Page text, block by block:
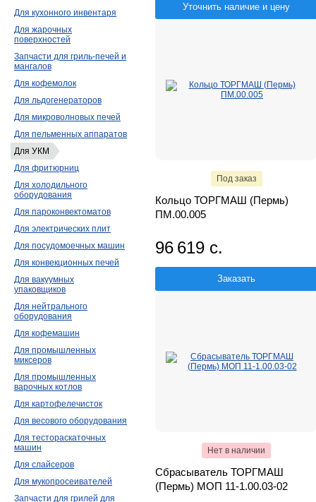
Уточнить наличие и цену
Под заказ
Кольцо ТОРГМАШ (Пермь)
ПМ.00.005
96 619 с.
Заказать
Нет в наличии
Сбрасыватель ТОРГМАШ
(Пермь) МОП 11-1.00.03-02
Для кухонного инвентаря
Для жарочных
поверхностей
Запчасти для гриль-печей и
мангалов
Для кофемолок
Для льдогенераторов
Для микроволновых печей
Для пельменных аппаратов
Для УКМ
Для фритюрниц
Для холодильного
оборудования
Для пароконвектоматов
Для электрических плит
Для посудомоечных машин
Для конвекционных печей
Для вакуумных
упаковщиков
Для нейтрального
оборудования
Для кофемашин
Для промышленных
миксеров
Для промышленных
варочных котлов
Для картофелечисток
Для весового оборудования
Для тестораскаточных
машин
Для слайсеров
Для мукопросеивателей
Запчасти для грилей для